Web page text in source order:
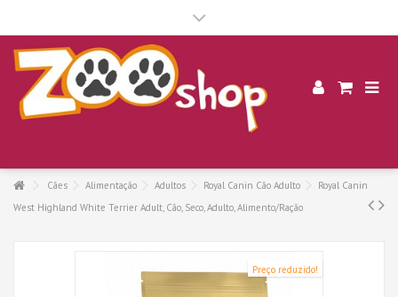
Cães Alimentação Adultos Royal Canin Cão Adulto
Royal Canin
West Highland White Terrier Adult, Cão, Seco, Adulto, Alimento/Ração
Preço reduzido!